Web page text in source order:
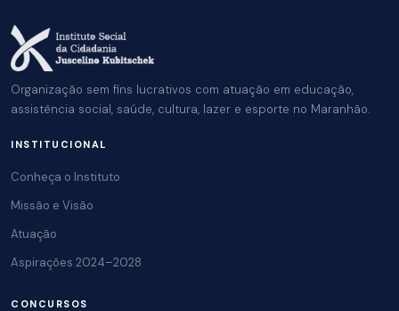
Organização sem fins lucrativos com atuação em educação,
assistência social, saúde, cultura, lazer e esporte no Maranhão.
INSTITUCIONAL
Conheça o Instituto
Missão e Visão
Atuação
Aspirações 2024–2028
CONCURSOS